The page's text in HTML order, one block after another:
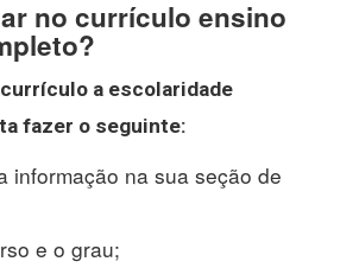
no currículo ensino
a escolaridade
fazer o seguinte:
informação na sua seção de
e o grau;